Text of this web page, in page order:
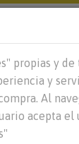
propias y de
y
Al
acepta el